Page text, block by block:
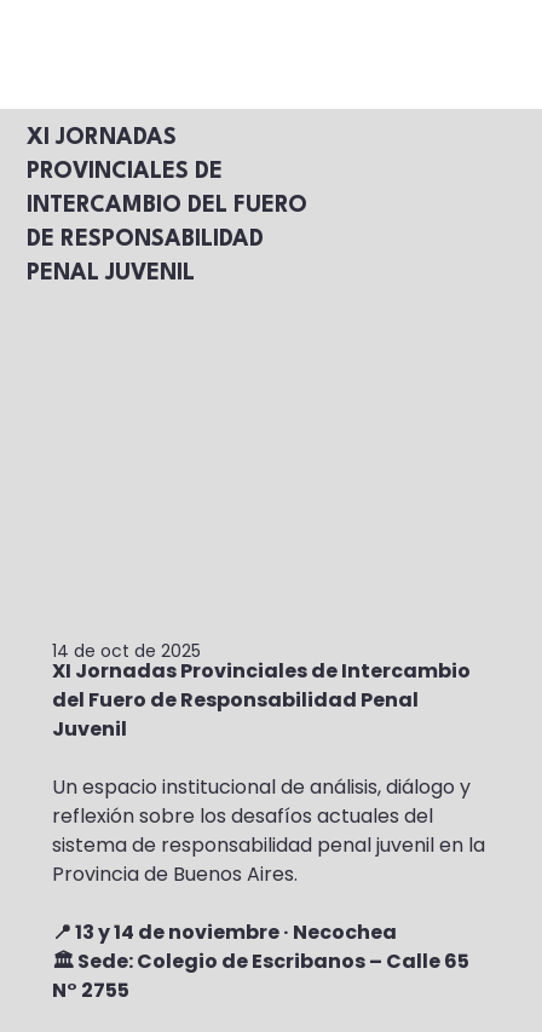
XI JORNADAS
PROVINCIALES DE
INTERCAMBIO DEL FUERO
DE RESPONSABILIDAD
PENAL JUVENIL
14 de oct de 2025
XI Jornadas Provinciales de Intercambio
del Fuero de Responsabilidad Penal
Juvenil
Un espacio institucional de análisis, diálogo y
reflexión sobre los desafíos actuales del
sistema de responsabilidad penal juvenil en la
Provincia de Buenos Aires.
📍 13 y 14 de noviembre · Necochea
🏛️ Sede: Colegio de Escribanos – Calle 65
N° 2755